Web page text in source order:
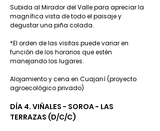
Subida al Mirador del Valle para apreciar la
magnífica vista de todo el paisaje y
degustar una piña colada.
*El orden de las visitas puede variar en
función de los horarios que estén
manejando los lugares.
Alojamiento y cena en Cuajaní (proyecto
agroecológico privado)
DÍA 4. VIÑALES - SOROA - LAS
TERRAZAS (D/C/C)